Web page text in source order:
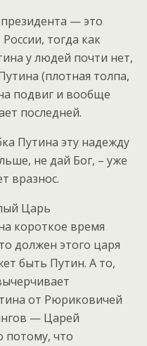
— это
тогда как
у людей почти нет,
(плотная толпа,
подвиг и вообще
последней.
Путина эту надежду
не дай Бог, – уже
вразнос.
Царь
короткое время
должен этого царя
быть Путин. А то,
от Рюриковичей
— Царей
потому, что